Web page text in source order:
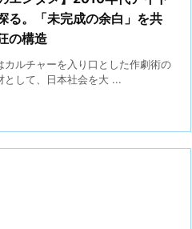
る。「未完成の余白」を共
の構造
カルチャーを入り口とした作劇術の
として、日本社会を大 ...